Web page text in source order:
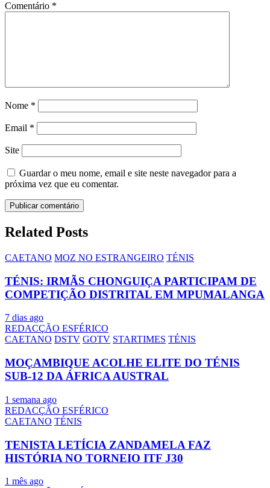
Comentário *
Nome *
Email *
Site
Guardar o meu nome, email e site neste navegador para a
próxima vez que eu comentar.
Related Posts
CAETANO MOZ NO ESTRANGEIRO TÉNIS
TÉNIS: IRMÃS CHONGUIÇA PARTICIPAM DE
COMPETIÇÃO DISTRITAL EM MPUMALANGA
7 dias ago
REDACÇÃO ESFÉRICO
CAETANO DSTV GOTV STARTIMES TÉNIS
MOÇAMBIQUE ACOLHE ELITE DO TÉNIS
SUB-12 DA ÁFRICA AUSTRAL
1 semana ago
REDACÇÃO ESFÉRICO
CAETANO TÉNIS
TENISTA LETÍCIA ZANDAMELA FAZ
HISTÓRIA NO TORNEIO ITF J30
1 mês ago